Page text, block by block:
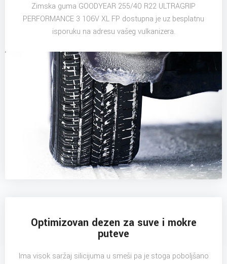
Zimska guma GOODYEAR 255/40 R22 ULTRAGRIP
PERFORMANCE 3 106V XL FP dostupna je uz besplatnu
isporuku na adresu vašeg vulkanizera.
Optimizovan dezen za suve i mokre
puteve
Ima visok saržaj silicijuma u smeši pa je stoga poboljšano